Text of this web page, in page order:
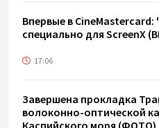
Впервые в
специально для ScreenX
17:06
Завершена прокладка
волоконно-оптической